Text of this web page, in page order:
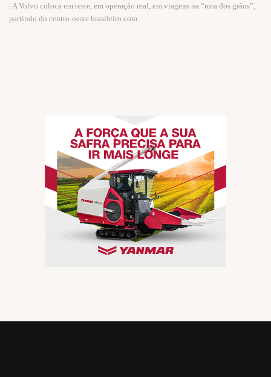
| A Volvo coloca em teste, em operação real, em viagens na “rota dos grãos”,
partindo do centro-oeste brasileiro com